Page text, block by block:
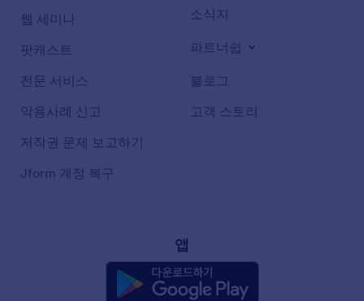
웹 세미나
팟캐스트
전문 서비스
악용사례 신고
저작권 문제 보고하기
Jform 계정 복구
소식지
파트너쉽
블로그
고객 스토리
앱